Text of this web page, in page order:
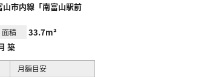
山市内線「南富山駅前
面積 33.7m²
築
月額目安